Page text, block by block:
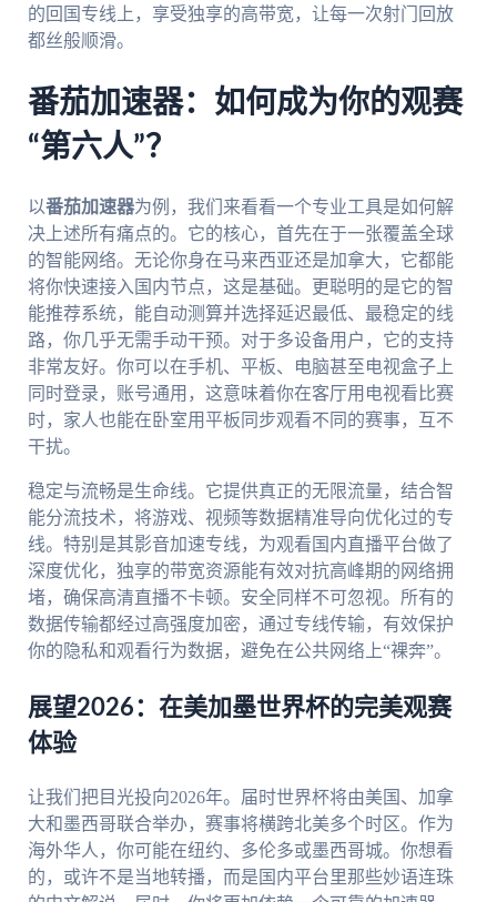
的回国专线上，享受独享的高带宽，让每一次射门回放
都丝般顺滑。
番茄加速器：如何成为你的观赛
“第六人”？
以番茄加速器为例，我们来看看一个专业工具是如何解
决上述所有痛点的。它的核心，首先在于一张覆盖全球
的智能网络。无论你身在马来西亚还是加拿大，它都能
将你快速接入国内节点，这是基础。更聪明的是它的智
能推荐系统，能自动测算并选择延迟最低、最稳定的线
路，你几乎无需手动干预。对于多设备用户，它的支持
非常友好。你可以在手机、平板、电脑甚至电视盒子上
同时登录，账号通用，这意味着你在客厅用电视看比赛
时，家人也能在卧室用平板同步观看不同的赛事，互不
干扰。
稳定与流畅是生命线。它提供真正的无限流量，结合智
能分流技术，将游戏、视频等数据精准导向优化过的专
线。特别是其影音加速专线，为观看国内直播平台做了
深度优化，独享的带宽资源能有效对抗高峰期的网络拥
堵，确保高清直播不卡顿。安全同样不可忽视。所有的
数据传输都经过高强度加密，通过专线传输，有效保护
你的隐私和观看行为数据，避免在公共网络上“裸奔”。
展望2026：在美加墨世界杯的完美观赛
体验
让我们把目光投向2026年。届时世界杯将由美国、加拿
大和墨西哥联合举办，赛事将横跨北美多个时区。作为
海外华人，你可能在纽约、多伦多或墨西哥城。你想看
的，或许不是当地转播，而是国内平台里那些妙语连珠